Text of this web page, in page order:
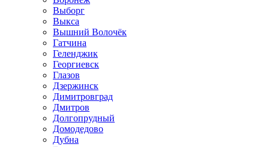
Выборг
Выкса
Вышний Волочёк
Гатчина
Геленджик
Георгиевск
Глазов
Дзержинск
Димитровград
Дмитров
Долгопрудный
Домодедово
Дубна